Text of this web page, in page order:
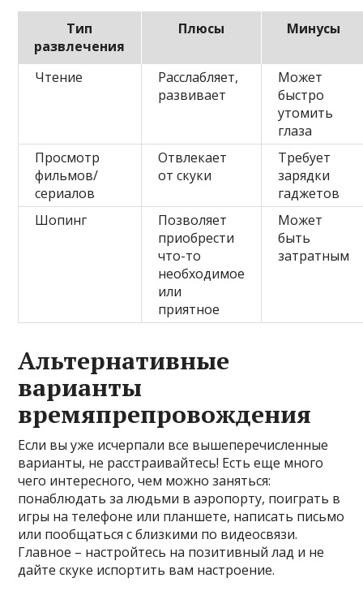
Тип
развлечения
Плюсы Минусы
Чтение
Расслабляет,
развивает
Может
быстро
утомить
глаза
Просмотр
фильмов/
сериалов
Отвлекает
от скуки
Требует
зарядки
гаджетов
Шопинг
Позволяет
приобрести
что-то
необходимое
или
приятное
Может
быть
затратным
Альтернативные
варианты
времяпрепровождения
Если вы уже исчерпали все вышеперечисленные
варианты, не расстраивайтесь! Есть еще много
чего интересного, чем можно заняться:
понаблюдать за людьми в аэропорту, поиграть в
игры на телефоне или планшете, написать письмо
или пообщаться с близкими по видеосвязи.
Главное – настройтесь на позитивный лад и не
дайте скуке испортить вам настроение.